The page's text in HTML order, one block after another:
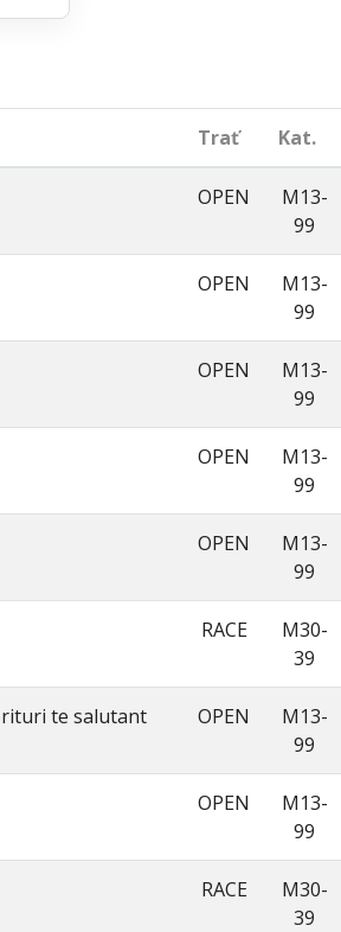
Trať Kat.
OPEN
M13-
99
OPEN
M13-
99
OPEN
M13-
99
OPEN
M13-
99
OPEN
M13-
99
RACE
M30-
39
te salutant OPEN
M13-
99
OPEN
M13-
99
RACE
M30-
39